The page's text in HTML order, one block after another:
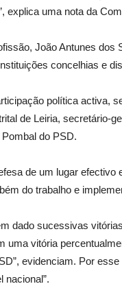
explica uma nota da
João Antunes
concelhias e
política activa,
de Leiria, secretário-
do PSD.
de um lugar
do trabalho e
dado sucessivas
uma vitória
evidenciam. Por
nacional”.